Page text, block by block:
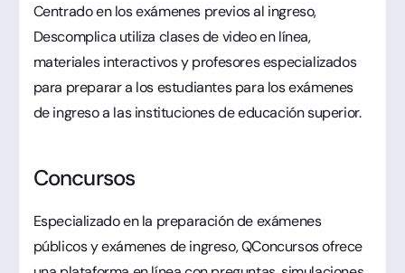
Centrado en los exámenes previos al ingreso,
Descomplica utiliza clases de video en línea,
materiales interactivos y profesores especializados
para preparar a los estudiantes para los exámenes
de ingreso a las instituciones de educación superior.
Concursos
Especializado en la preparación de exámenes
públicos y exámenes de ingreso, QConcursos ofrece